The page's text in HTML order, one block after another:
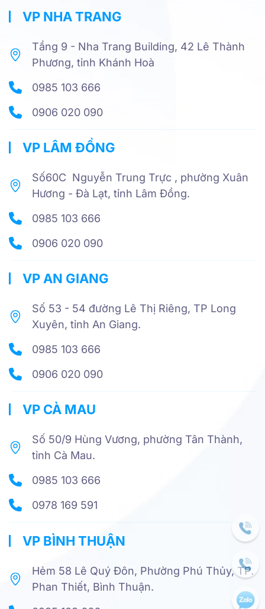
VP NHA TRANG
Tầng 9 - Nha Trang Building, 42 Lê Thành
Phương, tỉnh Khánh Hoà
0985 103 666
0906 020 090
VP LÂM ĐỒNG
Số60C Nguyễn Trung Trực , phường Xuân
Hương - Đà Lạt, tỉnh Lâm Đồng.
0985 103 666
0906 020 090
VP AN GIANG
Số 53 - 54 đường Lê Thị Riêng, TP Long
Xuyên, tỉnh An Giang.
0985 103 666
0906 020 090
VP CÀ MAU
Số 50/9 Hùng Vương, phường Tân Thành,
tỉnh Cà Mau.
0985 103 666
0978 169 591
VP BÌNH THUẬN
Hẻm 58 Lê Quý Đôn, Phường Phú Thủy, TP.
Phan Thiết, Bình Thuận.